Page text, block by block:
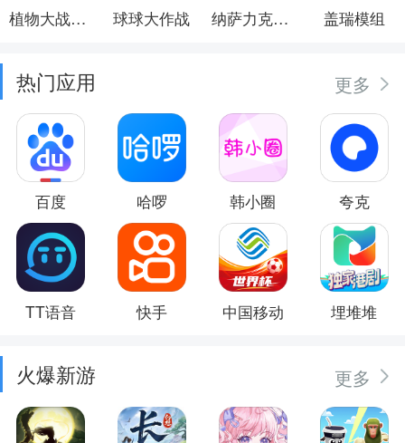
植物大战僵尸2 球球大作战 纳萨力克之王 盖瑞模组
热门应用 更多
百度 哈啰 韩小圈 夸克
TT语音 快手 中国移动 埋堆堆
火爆新游 更多